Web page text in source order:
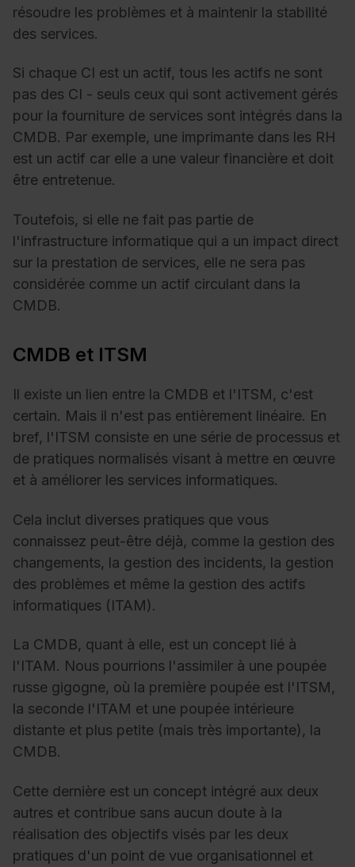
résoudre les problèmes et à maintenir la stabilité
des services.
Si chaque CI est un actif, tous les actifs ne sont
pas des CI - seuls ceux qui sont activement gérés
pour la fourniture de services sont intégrés dans la
CMDB. Par exemple, une imprimante dans les RH
est un actif car elle a une valeur financière et doit
être entretenue.
Toutefois, si elle ne fait pas partie de
l'infrastructure informatique qui a un impact direct
sur la prestation de services, elle ne sera pas
considérée comme un actif circulant dans la
CMDB.
CMDB et ITSM
Il existe un lien entre la CMDB et l'ITSM, c'est
certain. Mais il n'est pas entièrement linéaire. En
bref, l'ITSM consiste en une série de processus et
de pratiques normalisés visant à mettre en œuvre
et à améliorer les services informatiques.
Cela inclut diverses pratiques que vous
connaissez peut-être déjà, comme la gestion des
changements, la gestion des incidents, la gestion
des problèmes et même la gestion des actifs
informatiques (ITAM).
La CMDB, quant à elle, est un concept lié à
l'ITAM. Nous pourrions l'assimiler à une poupée
russe gigogne, où la première poupée est l'ITSM,
la seconde l'ITAM et une poupée intérieure
distante et plus petite (mais très importante), la
CMDB.
Cette dernière est un concept intégré aux deux
autres et contribue sans aucun doute à la
réalisation des objectifs visés par les deux
pratiques d'un point de vue organisationnel et